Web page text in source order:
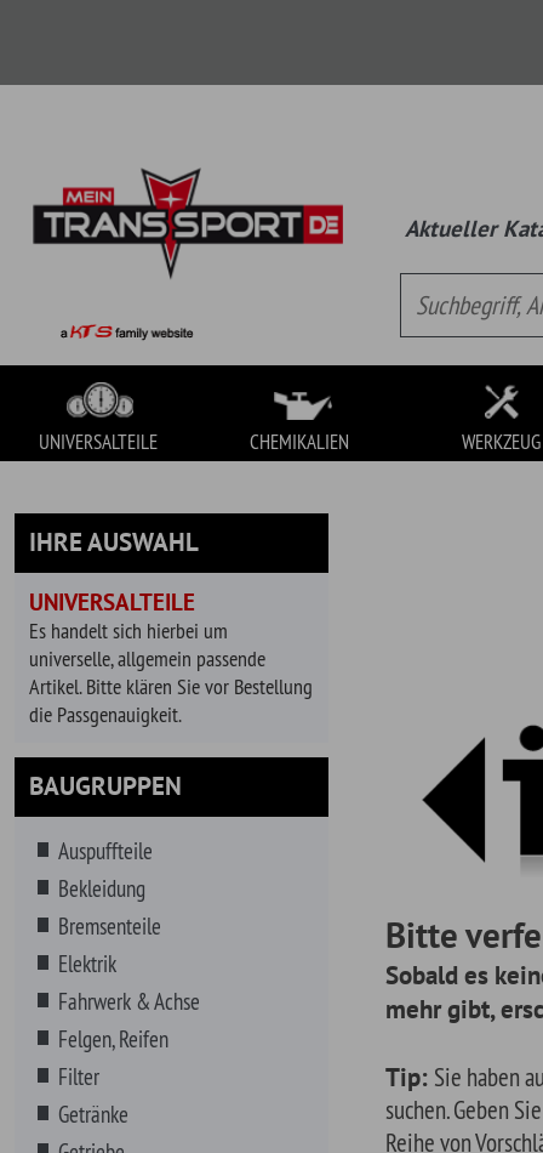
IHRE AUSWAHL
UNIVERSALTEILE
Es handelt sich hierbei um
universelle, allgemein passende
die Passgenauigkeit.
BAUGRUPPEN
Auspuffteile
Bekleidung
Bremsenteile
Elektrik
Fahrwerk & Achse
Felgen, Reifen
Filter
Getriebe
Hitzeschutz
Innenausstattung
Instrumente
Karosserieteile
Bitte
Sobald es keine
mehr gibt, erscheinen
suchen. Geben Sie dazu
Reihe von Vorschlägen für
gewählte Fahrzeug.